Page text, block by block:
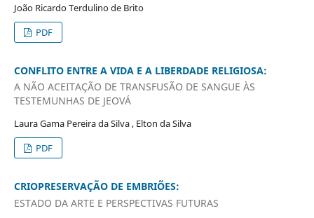
João Ricardo Terdulino de Brito
PDF
CONFLITO ENTRE A VIDA E A LIBERDADE RELIGIOSA:
A NÃO ACEITAÇÃO DE TRANSFUSÃO DE SANGUE ÀS
TESTEMUNHAS DE JEOVÁ
Laura Gama Pereira da Silva , Elton da Silva
PDF
CRIOPRESERVAÇÃO DE EMBRIÕES:
ESTADO DA ARTE E PERSPECTIVAS FUTURAS